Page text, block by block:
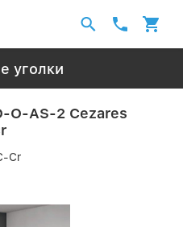
уголки
O-AS-2 Cezares
Cr